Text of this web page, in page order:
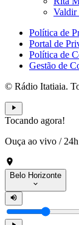
Valdir
Política de
Portal de
Política de
Gestão de
© Rádio Itatiaia.
Tocando agora!
Ouça ao vivo / 24h
Belo Horizonte